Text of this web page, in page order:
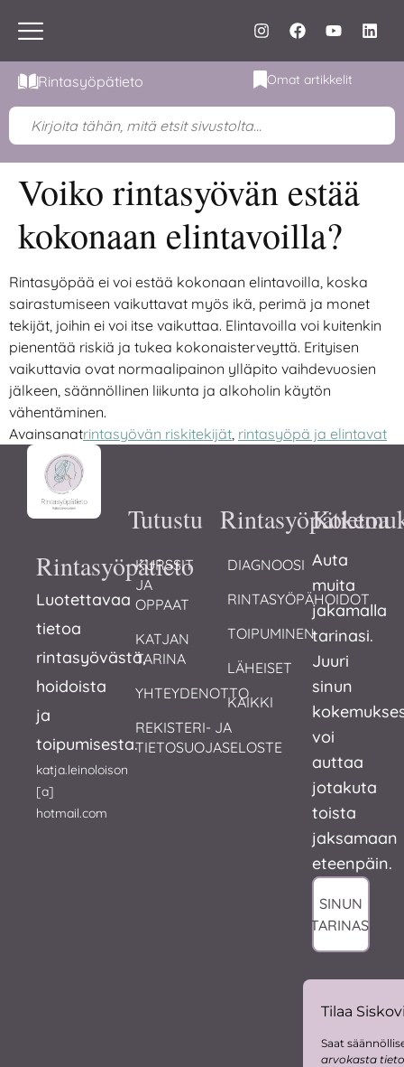
Rintasyöpätieto Omat artikkelit
Voiko rintasyövän estää
kokonaan elintavoilla?
Rintasyöpää ei voi estää kokonaan elintavoilla, koska
sairastumiseen vaikuttavat myös ikä, perimä ja monet
tekijät, joihin ei voi itse vaikuttaa. Elintavoilla voi kuitenkin
pienentää riskiä ja tukea kokonaisterveyttä. Erityisen
vaikuttavia ovat normaalipainon ylläpito vaihdevuosien
jälkeen, säännöllinen liikunta ja alkoholin käytön
vähentäminen.
Avainsanatrintasyövän riskitekijät, rintasyöpä ja elintavat
Rintasyöpätieto
Luotettavaa
tietoa
rintasyövästä,
hoidoista
ja
toipumisesta.
katja.leinoloison
[a]
hotmail.com
Tutustu
KURSSIT
JA
OPPAAT
KATJAN
TARINA
YHTEYDENOTTO
REKISTERI- JA
TIETOSUOJASELOSTE
Rintasyöpätietoa
DIAGNOOSI
RINTASYÖPÄHOIDOT
TOIPUMINEN
LÄHEISET
KAIKKI
Auta
muita
jakamalla
tarinasi.
Juuri
sinun
voi
auttaa
jotakuta
toista
jaksamaan
eteenpäin.
SINUN
TARINASI
Tilaa
Saat
arvokasta